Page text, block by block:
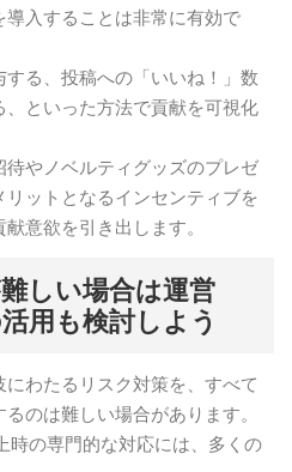
入することは非常に有効で
る、投稿への「いいね！」数
といった方法で貢献を可視化
やノベルティグッズのプレゼ
ットとなるインセンティブを
意欲を引き出します。
しい場合は運営
用も検討しよう
わたるリスク対策を、すべて
のは難しい場合があります。
時の専門的な対応には、多くの